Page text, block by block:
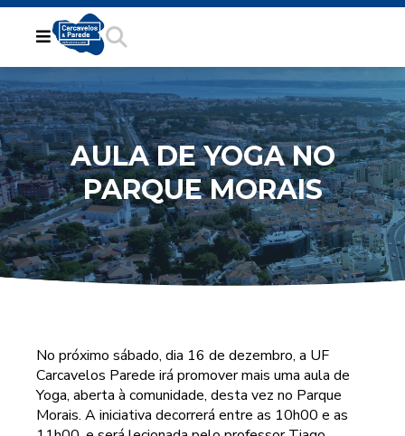
AULA DE YOGA NO
PARQUE MORAIS
No próximo sábado, dia 16 de dezembro, a UF
Carcavelos Parede irá promover mais uma aula de
Yoga, aberta à comunidade, desta vez no Parque
Morais. A iniciativa decorrerá entre as 10h00 e as